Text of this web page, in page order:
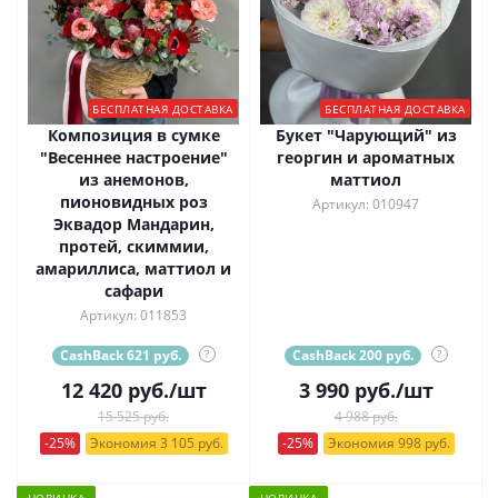
БЕСПЛАТНАЯ ДОСТАВКА
Композиция в сумке
"Весеннее настроение"
из анемонов,
пионовидных роз
Эквадор Мандарин,
протей, скиммии,
амариллиса, маттиол и
сафари
Артикул: 011853
CashBack 621 руб. ?
12 420руб./шт
15 525 руб.
-25%
Экономия 3 105 руб.
БЕСПЛАТНАЯ ДОСТАВКА
Букет "Чарующий" из
георгин и ароматных
маттиол
Артикул: 010947
CashBack 200 руб. ?
3 990руб./шт
4 988 руб.
-25%
Экономия 998 руб.